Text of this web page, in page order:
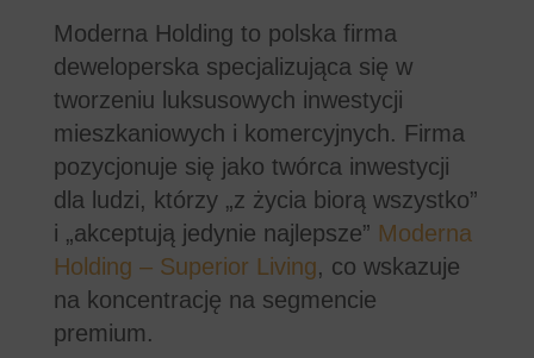
Moderna Holding to polska firma
deweloperska specjalizująca się w
tworzeniu luksusowych inwestycji
mieszkaniowych i komercyjnych. Firma
pozycjonuje się jako twórca inwestycji
dla ludzi, którzy „z życia biorą wszystko”
i „akceptują jedynie najlepsze” Moderna
Holding – Superior Living, co wskazuje
na koncentrację na segmencie
premium.